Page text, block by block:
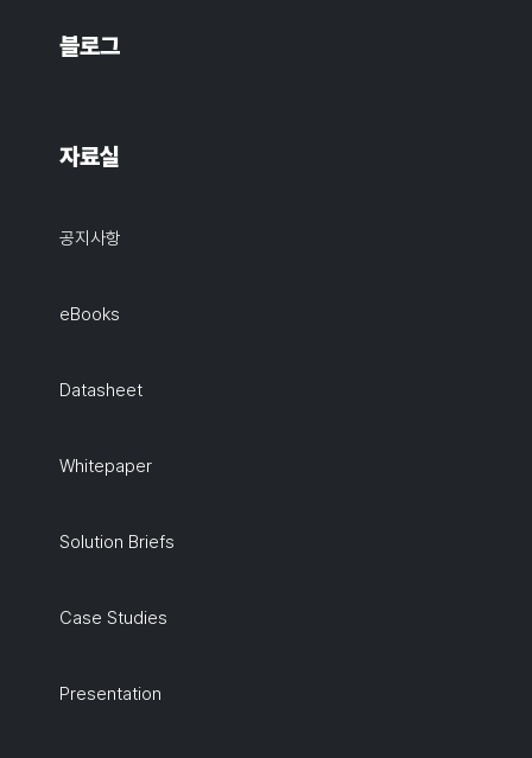
블로그
자료실
공지사항
eBooks
Datasheet
Whitepaper
Solution Briefs
Case Studies
Presentation